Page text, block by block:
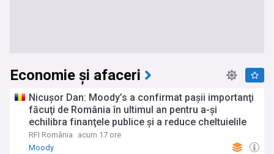
Economie și afaceri
Nicuşor Dan: Moody’s a confirmat paşii importanţi
făcuţi de România în ultimul an pentru a-şi
echilibra finanţele publice şi a reduce cheltuielile
RFI România
acum 17 ore
Moody